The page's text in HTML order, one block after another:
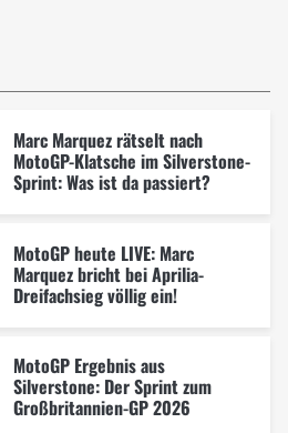
Marc Marquez rätselt nach
MotoGP-Klatsche im Silverstone-
Sprint: Was ist da passiert?
MotoGP heute LIVE: Marc
Marquez bricht bei Aprilia-
Dreifachsieg völlig ein!
MotoGP Ergebnis aus
Silverstone: Der Sprint zum
Großbritannien-GP 2026